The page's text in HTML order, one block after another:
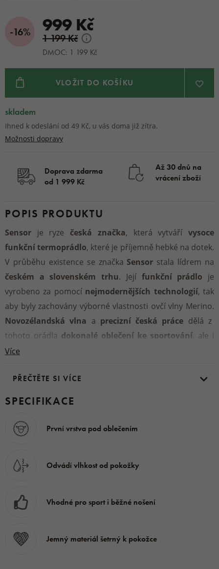
-16% 999 Kč
1 199 Kč
DMOC: 1 199 Kč
VLOŽIT DO KOŠÍKU
skladem
Ihned k odeslání od 49 Kč, u vás doma již zítra.
Možnosti dopravy
Doprava zdarma
od 1 999 Kč
Až 30 dnů na
vrácení zboží
POPIS PRODUKTU
Sensor je ryze česká značka, která vytvářívysoce
funkční termoprádlo, které je příjemně hebké na dotek.
V průběhu existence se značka Sensor stala lídrem na
českém a slovenském trhu. Její funkční prádlo je
vyrobeno za pomocí nejmodernějších technologií, tak
aby byly zachovány výborné vlastnosti ovčí vlny Merino.
Novozélandská vlna a precizní česká práce dělá z
tohoto prádla dokonalé oblečení ke sportování , ale i
na běžné nošení.
Materiál: 100 % ovčí vlna Merino
Gramáž:160 g/m2
Tento produkt jevyroben v České republice.
Více
PŘEČTĚTE SI VÍCE
SPECIFIKACE
První vrstva pod oblečením
Odvádí vlhkost od pokožky
Vhodné pro sport i běžné nošení
Jemný materiál šetrný k pokožce